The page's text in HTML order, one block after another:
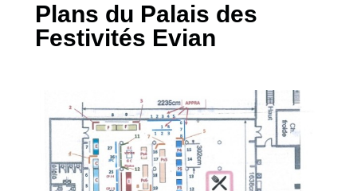
Plans du Palais des
Festivités Evian